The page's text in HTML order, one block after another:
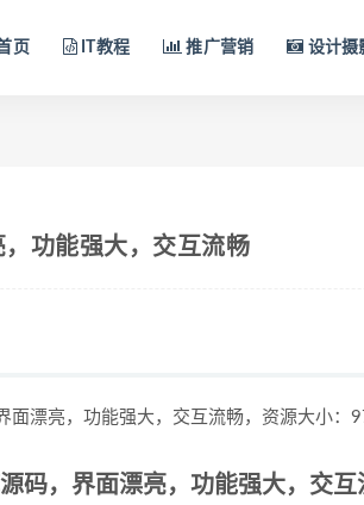
页 IT教程 推广营销 设计摄
功能强大，交互流畅
面漂亮，功能强大，交互流畅，资源大小：
码，界面漂亮，功能强大，交互